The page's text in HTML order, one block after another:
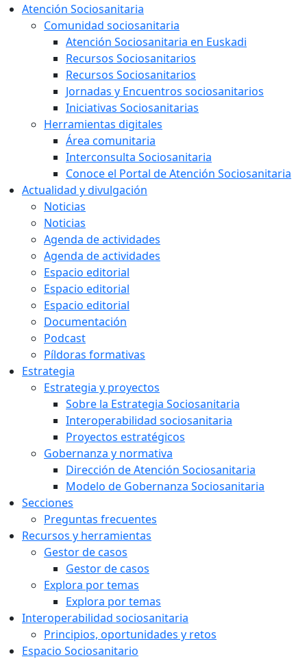
Atención Sociosanitaria
Comunidad sociosanitaria
Atención Sociosanitaria en Euskadi
Recursos Sociosanitarios
Recursos Sociosanitarios
Jornadas y Encuentros sociosanitarios
Iniciativas Sociosanitarias
Herramientas digitales
Área comunitaria
Interconsulta Sociosanitaria
Conoce el Portal de Atención Sociosanitaria
Actualidad y divulgación
Noticias
Noticias
Agenda de actividades
Agenda de actividades
Espacio editorial
Espacio editorial
Espacio editorial
Documentación
Podcast
Píldoras formativas
Estrategia
Estrategia y proyectos
Sobre la Estrategia Sociosanitaria
Interoperabilidad sociosanitaria
Proyectos estratégicos
Gobernanza y normativa
Dirección de Atención Sociosanitaria
Modelo de Gobernanza Sociosanitaria
Secciones
Preguntas frecuentes
Recursos y herramientas
Gestor de casos
Gestor de casos
Explora por temas
Explora por temas
Interoperabilidad sociosanitaria
Principios, oportunidades y retos
Espacio Sociosanitario